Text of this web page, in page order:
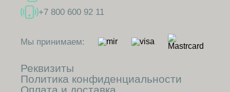
+7 800 600 92 11
Мы принимаем:
Реквизиты
Политика конфиденциальности
Оплата и доставка